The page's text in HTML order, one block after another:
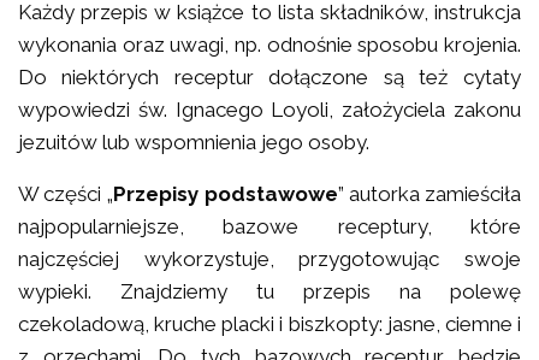
Każdy przepis w książce to lista składników, instrukcja
wykonania oraz uwagi, np. odnośnie sposobu krojenia.
Do niektórych receptur dołączone są też cytaty
wypowiedzi św. Ignacego Loyoli, założyciela zakonu
jezuitów lub wspomnienia jego osoby.
W części „Przepisy podstawowe” autorka zamieściła
najpopularniejsze, bazowe receptury, które
najczęściej wykorzystuje, przygotowując swoje
wypieki. Znajdziemy tu przepis na polewę
czekoladową, kruche placki i biszkopty: jasne, ciemne i